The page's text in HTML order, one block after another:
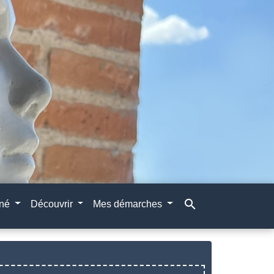
Découvrir Mes démarches search